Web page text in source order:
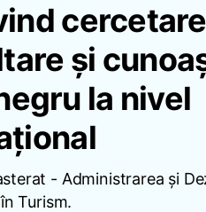
și
la nivel
- Administrarea și
Turism.